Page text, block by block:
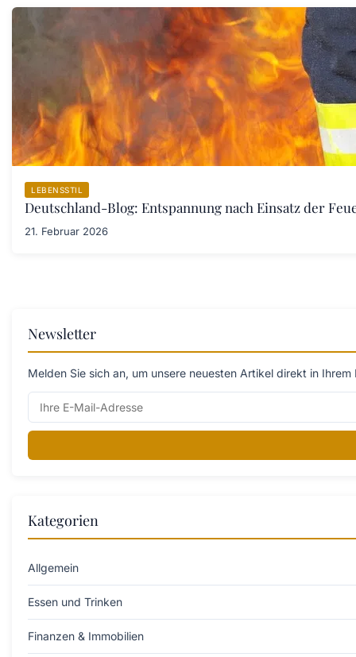
LEBENSSTIL
Deutschland-Blog: Entspannung nach Einsatz der
21. Februar 2026
Newsletter
Melden Sie sich an, um unsere neuesten Artikel direkt in
Kategorien
Allgemein
Essen und Trinken
Finanzen & Immobilien